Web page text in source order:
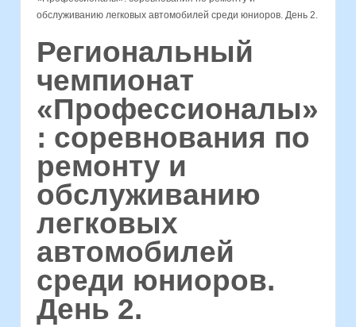
обслуживанию легковых автомобилей среди юниоров. День 2.
Региональный
чемпионат
«Профессионалы»
: соревнования по
ремонту и
обслуживанию
легковых
автомобилей
среди юниоров.
День 2.